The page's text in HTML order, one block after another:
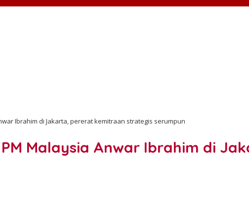
Ibrahim di Jakarta, pererat kemitraan strategis serumpun
Malaysia Anwar Ibrahim di